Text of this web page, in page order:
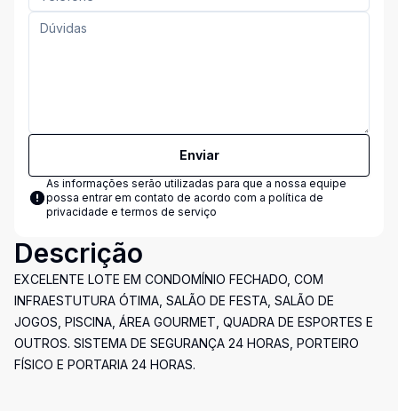
Enviar
As informações serão utilizadas para que a nossa equipe
possa entrar em contato de acordo com a política de
privacidade e termos de serviço
Descrição
EXCELENTE LOTE EM CONDOMÍNIO FECHADO, COM
INFRAESTUTURA ÓTIMA, SALÃO DE FESTA, SALÃO DE
JOGOS, PISCINA, ÁREA GOURMET, QUADRA DE ESPORTES E
OUTROS. SISTEMA DE SEGURANÇA 24 HORAS, PORTEIRO
FÍSICO E PORTARIA 24 HORAS.